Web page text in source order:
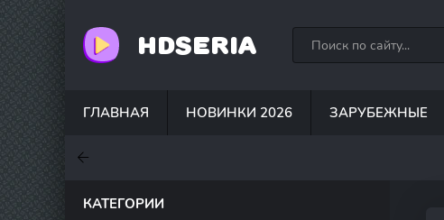
HDSERIA
ГЛАВНАЯ НОВИНКИ 2026 ЗАРУБЕЖНЫЕ
КАТЕГОРИИ